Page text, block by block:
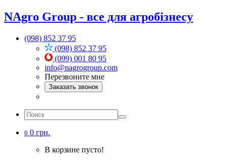
NAgro Group - все для агробізнесу
(098) 852 37 95
(098) 852 37 95
(099) 001 80 95
info@nagrogroup.com
Перезвоните мне
Заказать звонок
0 0 грн.
В корзине пусто!